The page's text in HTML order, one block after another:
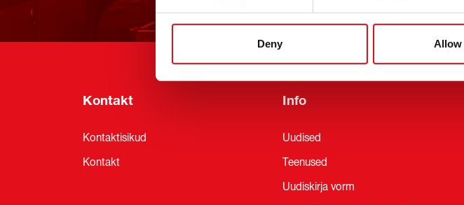
Deny Allow
Kontakt
Kontaktisikud
Kontakt
Info
Uudised
Teenused
Uudiskirja vorm